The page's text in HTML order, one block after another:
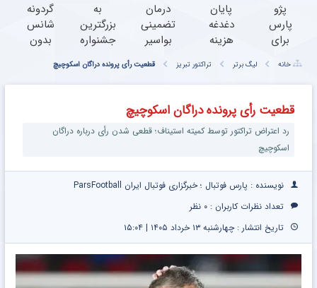
پژو
پارس
برای
داری؟
با
فروش
سریع
تر
پایان
دغدغه
هزینه
دندان
پزشکی
با پک
سفید
کننده
درمان
تضمینی
بواسیر
پزشک
فوق
تخصص
بدون
بازگشت
به
بزرگترین
جشنواره
ایمپلنت
تهران
خوش
۲۵
گردونه
شانس
بدون
آیفون17
خانه لیگ برتر تراکتور تبریز قطعیت رأی پرونده دراگان اسکوچیچ
قطعیت رأی پرونده دراگان اسکوچیچ
رد اعتراض تراکتور توسط کمیته استیناف؛ قطعی شدن رأی درباره دراگان
اسکوچیچ
نویسنده : پارس فوتبال ؛ خبرگزاری فوتبال ایران ParsFootball
تعداد نظرات کاربران : ۰ نظر
تاریخ انتشار : چهارشنبه ۱۳ خرداد ۱۴۰۵ | ۱۵:۰۴